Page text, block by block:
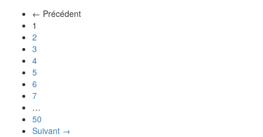
← Précédent
1
2
3
4
5
6
7
…
50
Suivant →